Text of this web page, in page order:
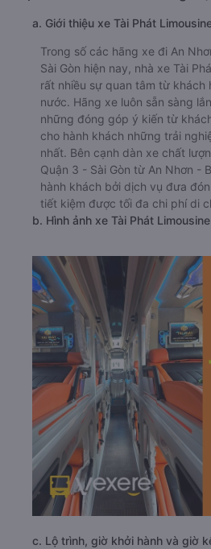
a. Giới thiệu xe Tài Phát
Trong số các hãng xe đi An
Sài Gòn hiện nay, nhà xe Tài
rất nhiều sự quan tâm từ khách
nước. Hãng xe luôn sẵn sàng
những đóng góp ý kiến từ
cho hành khách những trải
nhất. Bên cạnh dàn xe chất
Quận 3 - Sài Gòn từ An Nhơn -
hành khách bởi dịch vụ đưa
tiết kiệm được tối đa chi phí di
b. Hình ảnh xe Tài Phát Limousine
c. Lộ trình, giờ khởi hành và giờ